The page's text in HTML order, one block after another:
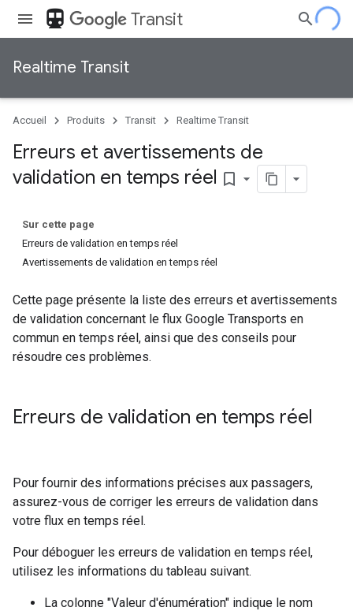
directions_transit Transit
Realtime Transit
Accueil Produits Transit Realtime Transit
Erreurs et avertissements de
validation en temps réel bookmark_border
Sur cette page
Erreurs de validation en temps réel
Avertissements de validation en temps réel
Cette page présente la liste des erreurs et avertissements
de validation concernant le flux Google Transports en
commun en temps réel, ainsi que des conseils pour
résoudre ces problèmes.
Erreurs de validation en temps réel
Pour fournir des informations précises aux passagers,
assurez-vous de corriger les erreurs de validation dans
votre flux en temps réel.
Pour déboguer les erreurs de validation en temps réel,
utilisez les informations du tableau suivant.
La colonne "Valeur d'énumération" indique le nom